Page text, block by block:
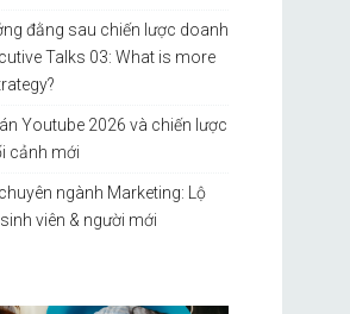
đằng sau chiến lược doanh
Talks 03: What is more
Youtube 2026 và chiến lược
cảnh mới
ngành Marketing: Lộ
viên & người mới